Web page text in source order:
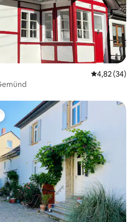
Gemiddelde
4,82 (34)